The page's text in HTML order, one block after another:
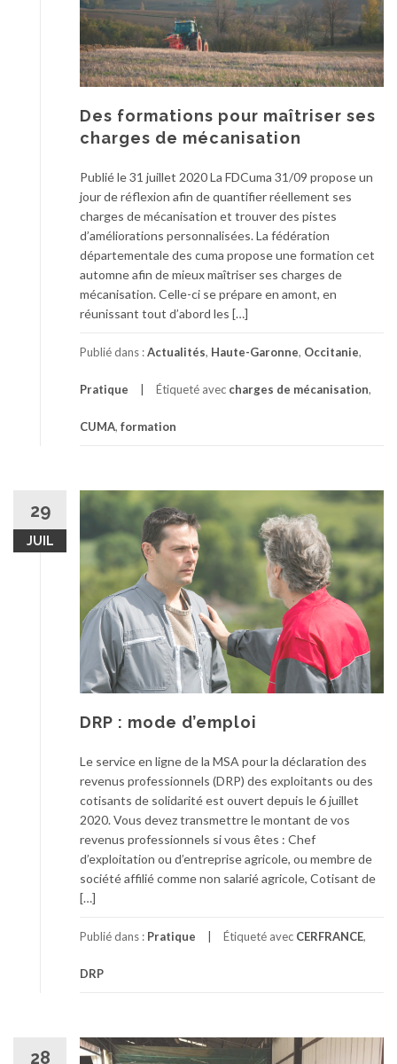
Des formations pour maîtriser ses
charges de mécanisation
Publié le 31 juillet 2020 La FDCuma 31/09 propose un
jour de réflexion afin de quantifier réellement ses
charges de mécanisation et trouver des pistes
d’améliorations personnalisées. La fédération
départementale des cuma propose une formation cet
automne afin de mieux maîtriser ses charges de
mécanisation. Celle-ci se prépare en amont, en
réunissant tout d’abord les […]
Publié dans :Actualités, Haute-Garonne, Occitanie,
Pratique Étiqueté avec charges de mécanisation,
CUMA, formation
29
JUIL
DRP : mode d’emploi
Le service en ligne de la MSA pour la déclaration des
revenus professionnels (DRP) des exploitants ou des
cotisants de solidarité est ouvert depuis le 6 juillet
2020. Vous devez transmettre le montant de vos
revenus professionnels si vous êtes : Chef
d’exploitation ou d’entreprise agricole, ou membre de
société affilié comme non salarié agricole, Cotisant de
[…]
Publié dans : Pratique Étiqueté avec CERFRANCE,
DRP
28